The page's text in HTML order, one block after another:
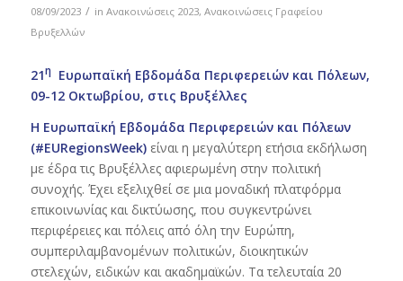
08/09/2023 / in Ανακοινώσεις 2023, Ανακοινώσεις Γραφείου
Βρυξελλών
21η
Ευρωπαϊκή Εβδομάδα Περιφερειών και Πόλεων,
09-12 Οκτωβρίου, στις Βρυξέλλες
Η Ευρωπαϊκή Εβδομάδα Περιφερειών και Πόλεων
(#EURegionsWeek)είναι η μεγαλύτερη ετήσια εκδήλωση
με έδρα τις Βρυξέλλες αφιερωμένη στην πολιτική
συνοχής. Έχει εξελιχθεί σε μια μοναδική πλατφόρμα
επικοινωνίας και δικτύωσης, που συγκεντρώνει
περιφέρειες και πόλεις από όλη την Ευρώπη,
συμπεριλαμβανομένων πολιτικών, διοικητικών
στελεχών, ειδικών και ακαδημαϊκών. Τα τελευταία 20